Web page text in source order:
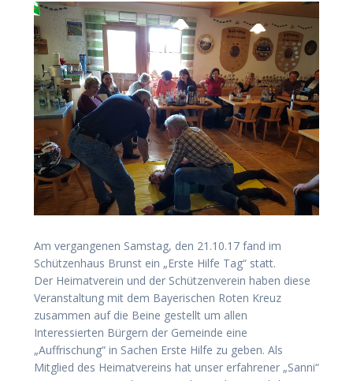
Am vergangenen Samstag, den 21.10.17 fand im
Schützenhaus Brunst ein „Erste Hilfe Tag“ statt.
Der Heimatverein und der Schützenverein haben diese
Veranstaltung mit dem Bayerischen Roten Kreuz
zusammen auf die Beine gestellt um allen
Interessierten Bürgern der Gemeinde eine
„Auffrischung“ in Sachen Erste Hilfe zu geben. Als
Mitglied des Heimatvereins hat unser erfahrener „Sanni“